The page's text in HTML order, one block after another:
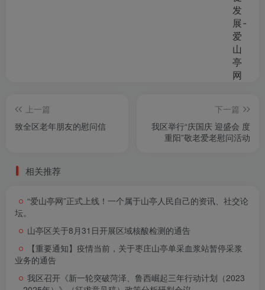
上一篇
致全区老年朋友的慰问信
下一篇
我区举行“庆国庆 迎盛会 度
重阳”敬老爱老慰问活动
相关推荐
“爱山亭网”正式上线！一个属于山亭人民自己的资讯、社交论
坛。
山亭区关于8月31日开展区域核酸检测的通告
【重要通知】疫情当前，关于枣庄山亭单采血浆站暂停采浆
业务的通告
我区召开《新一轮突破菏泽、鲁西崛起三年行动计划（2023